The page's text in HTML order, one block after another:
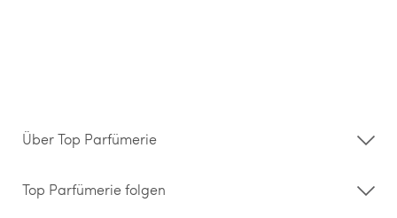
Über Top Parfümerie
Storefinder
Kontakt
Top Parfümerie folgen